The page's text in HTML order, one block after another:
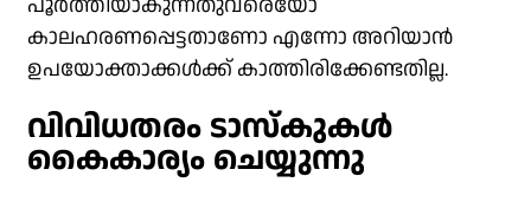
കാലഹരണപ്പെട്ടതാണോ എന്നോ അറിയാൻ
ഉപയോക്താക്കൾക്ക് കാത്തിരിക്കേണ്ടതില്ല.
വിവിധതരം ടാസ്കുകൾ
കൈകാര്യം ചെയ്യുന്നു